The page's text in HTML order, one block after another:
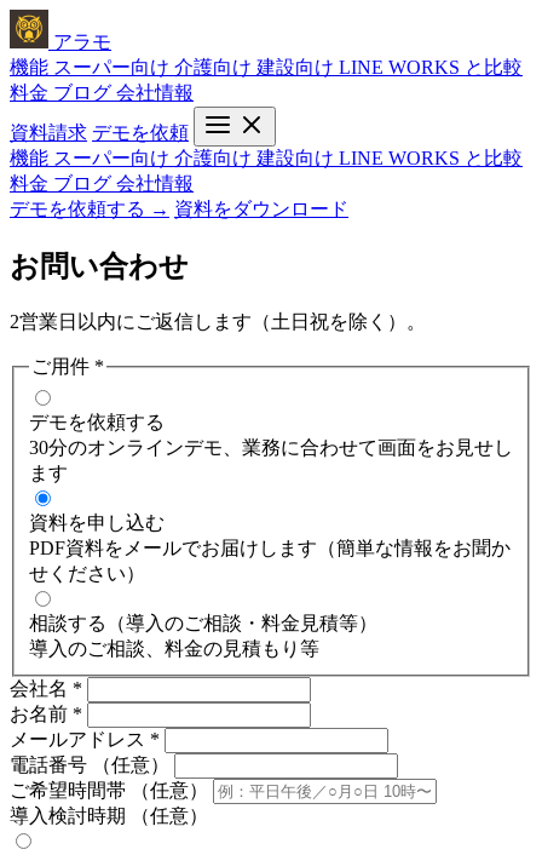
アラモ
機能 スーパー向け 介護向け 建設向け LINE WORKS と比較
料金 ブログ 会社情報
資料請求 デモを依頼
機能 スーパー向け 介護向け 建設向け LINE WORKS と比較
料金 ブログ 会社情報
デモを依頼する → 資料をダウンロード
お問い合わせ
2営業日以内にご返信します（土日祝を除く）。
ご用件 *
デモを依頼する
30分のオンラインデモ、業務に合わせて画面をお見せし
ます
資料を申し込む
PDF資料をメールでお届けします（簡単な情報をお聞か
せください）
相談する（導入のご相談・料金見積等）
導入のご相談、料金の見積もり等
会社名 *
お名前 *
メールアドレス *
電話番号
（任意）
ご希望時間帯
（任意）
導入検討時期
（任意）